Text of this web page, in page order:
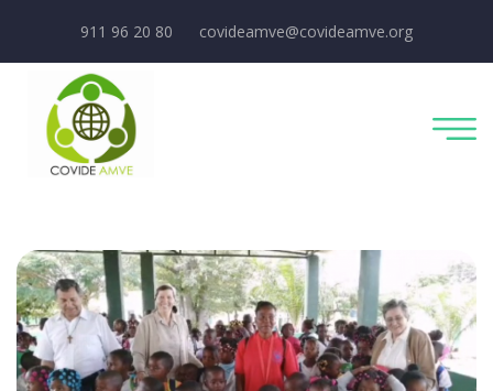
911 96 20 80 covideamve@covideamve.org